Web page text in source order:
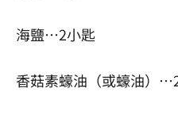
海鹽…2小匙
香菇素蠔油（或蠔油）